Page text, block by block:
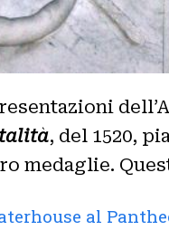
, del 1520,
medaglie.
al